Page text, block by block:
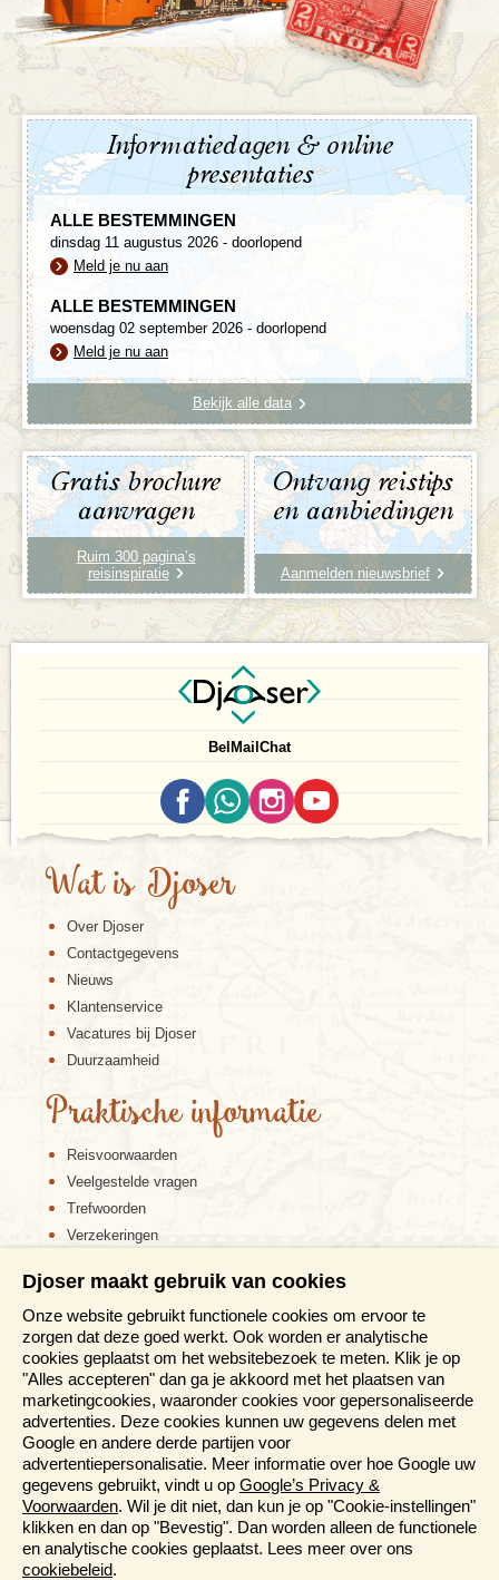
Informatiedagen & online
presentaties
ALLE BESTEMMINGEN
dinsdag 11 augustus 2026 - doorlopend
Meld je nu aan
ALLE BESTEMMINGEN
woensdag 02 september 2026 - doorlopend
Meld je nu aan
Bekijk alle data
Gratis brochure
aanvragen
Ruim 300 pagina’s
reisinspiratie
Ontvang reistips
en aanbiedingen
Aanmelden nieuwsbrief
Bel Mail Chat
Wat is Djoser
Over Djoser
Contactgegevens
Nieuws
Klantenservice
Vacatures bij Djoser
Duurzaamheid
Praktische informatie
Reisvoorwaarden
Veelgestelde vragen
Trefwoorden
Verzekeringen
Disclaimer
Cookiebeleid
Privacy verklaring
Reis en boek met Djoser zekerheid
Meer weten?
Brochure aanvragen
Presentaties en Informatiedagen
Magazine
Aanmelden nieuwsbrief
Djoser maakt gebruik van cookies
Onze website gebruikt functionele cookies om ervoor te
zorgen dat deze goed werkt. Ook worden er analytische
cookies geplaatst om het websitebezoek te meten. Klik je op
"Alles accepteren" dan ga je akkoord met het plaatsen van
marketingcookies, waaronder cookies voor gepersonaliseerde
advertenties. Deze cookies kunnen uw gegevens delen met
Google en andere derde partijen voor
advertentiepersonalisatie. Meer informatie over hoe Google uw
gegevens gebruikt, vindt u op Google’s Privacy &
Voorwaarden. Wil je dit niet, dan kun je op "Cookie-instellingen"
klikken en dan op "Bevestig". Dan worden alleen de functionele
en analytische cookies geplaatst. Lees meer over ons
cookiebeleid.